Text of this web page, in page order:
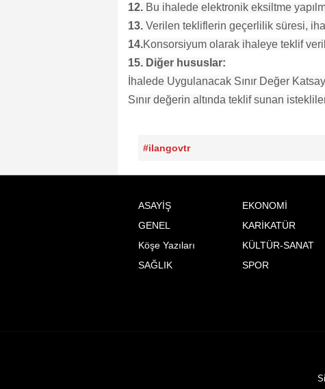
12. Bu ihalede elektronik eksiltme
13. Verilen tekliflerin geçerlilik süresi,
14.Konsorsiyum olarak ihaleye teklif
15. Diğer hususlar:
İhalede Uygulanacak Sınır Değer
Sınır değerin altında teklif sunan
#ilangovtr
ASAYİŞ
EKONOMİ
GENEL
KARİKATÜR
Köşe Yazıları
KÜLTÜR-SANAT
SAĞLIK
SPOR